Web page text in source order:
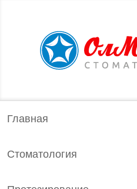
Главная
Стоматология